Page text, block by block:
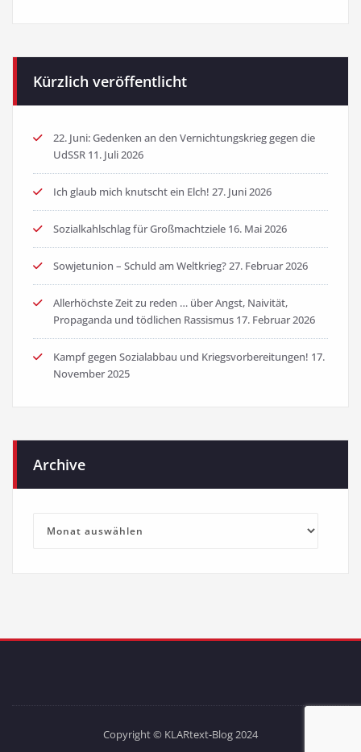
Kürzlich veröffentlicht
22. Juni: Gedenken an den Vernichtungskrieg gegen die
UdSSR 11. Juli 2026
Ich glaub mich knutscht ein Elch! 27. Juni 2026
Sozialkahlschlag für Großmachtziele 16. Mai 2026
Sowjetunion – Schuld am Weltkrieg?27. Februar 2026
Allerhöchste Zeit zu reden … über Angst, Naivität,
Propaganda und tödlichen Rassismus 17. Februar 2026
Kampf gegen Sozialabbau und Kriegsvorbereitungen! 17.
November 2025
Archive
Copyright © KLARtext-Blog 2024